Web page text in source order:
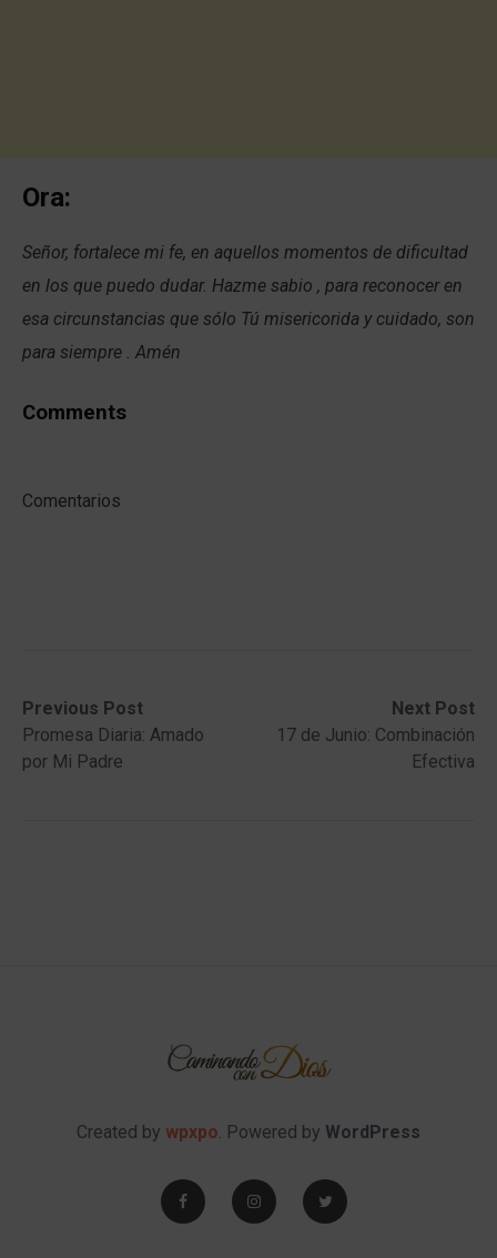
Ora:
Señor, fortalece mi fe, en aquellos momentos de dificultad
en los que puedo dudar. Hazme sabio , para reconocer en
esa circunstancias que sólo Tú misericorida y cuidado, son
para siempre . Amén
Comments
Comentarios
Post
navigation
Previous Post
Previous
post:Promesa Diaria: Amado
por Mi Padre
Next Post
Next
post:
17 de Junio: Combinación
Efectiva
Created by wpxpo. Powered by WordPress